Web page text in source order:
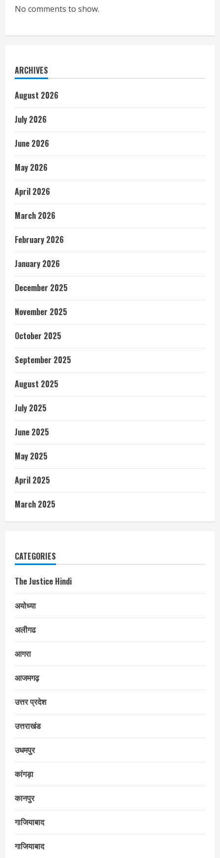
No comments to show.
ARCHIVES
August 2026
July 2026
June 2026
May 2026
April 2026
March 2026
February 2026
January 2026
December 2025
November 2025
October 2025
September 2025
August 2025
July 2025
June 2025
May 2025
April 2025
March 2025
CATEGORIES
The Justice Hindi
अयोध्या
अलीगढ
आगरा
आजमगढ़
उत्तर प्रदेश
उत्तराखंड
उधमपुर
कांगड़ा
कानपुर
गाजियाबाद
गाजियाबाद